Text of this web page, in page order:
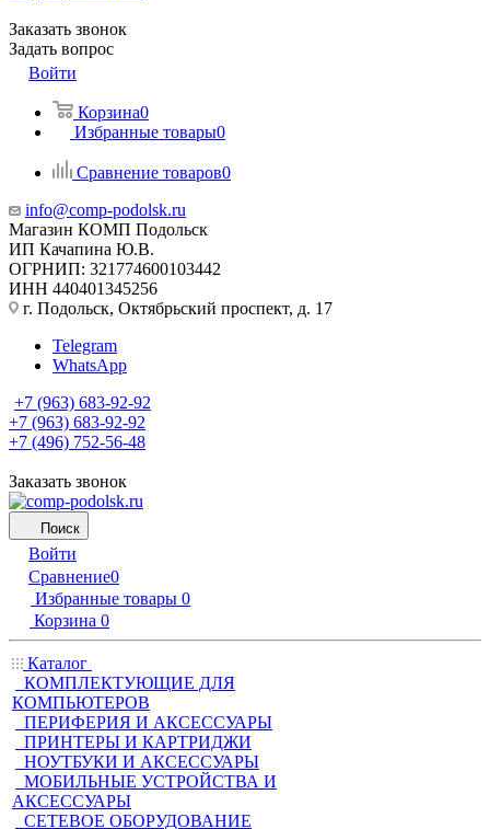
Заказать звонок
Задать вопрос
Войти
Корзина0
Избранные товары0
Сравнение товаров0
info@comp-podolsk.ru
Магазин КОМП Подольск
ИП Качапина Ю.В.
ОГРНИП: 321774600103442
ИНН 440401345256
г. Подольск, Октябрьский проспект, д. 17
Telegram
WhatsApp
+7 (963) 683-92-92
+7 (963) 683-92-92
+7 (496) 752-56-48
Заказать звонок
Поиск
Войти
Сравнение0
Избранные товары 0
Корзина 0
Каталог
КОМПЛЕКТУЮЩИЕ ДЛЯ
КОМПЬЮТЕРОВ
ПЕРИФЕРИЯ И АКСЕССУАРЫ
ПРИНТЕРЫ И КАРТРИДЖИ
НОУТБУКИ И АКСЕССУАРЫ
МОБИЛЬНЫЕ УСТРОЙСТВА И
АКСЕССУАРЫ
СЕТЕВОЕ ОБОРУДОВАНИЕ